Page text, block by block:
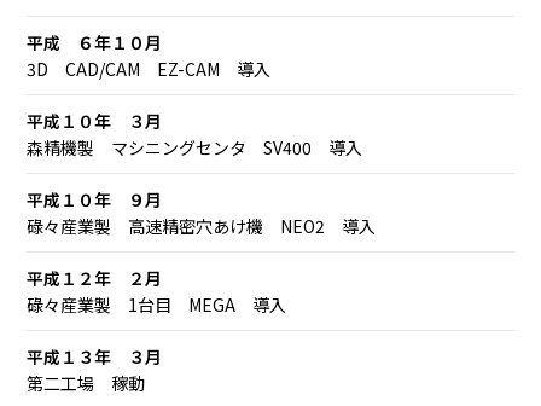
平成 ６年１０月
3D CAD/CAM EZ-CAM 導入
平成１０年 ３月
森精機製 マシニングセンタ SV400 導入
平成１０年 ９月
碌々産業製 高速精密穴あけ機 NEO2 導入
平成１２年 ２月
碌々産業製 1台目 MEGA 導入
平成１３年 ３月
第二工場 稼動